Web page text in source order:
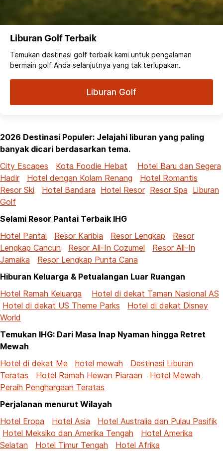
Liburan Golf Terbaik
Temukan destinasi golf terbaik kami untuk pengalaman
bermain golf Anda selanjutnya yang tak terlupakan.
Liburan Golf
2026 Destinasi Populer: Jelajahi liburan yang paling
banyak dicari berdasarkan tema.
City Escapes
Kota Foodie Hebat
Hotel Baru dan Segera
Hadir
Hotel dengan Kolam Renang
Hotel Romantis
Resor Ski
Hotel Bandara Hotel Resor Resor Spa Liburan
Golf
Selami Resor Pantai Terbaik IHG
Hotel Pantai
Resor Karibia Resor Lengkap
Resor
Lengkap Cancun
Resor All-In Cozumel
Resor All-In
Jamaika
Resor Lengkap Punta Cana
Hiburan Keluarga & Petualangan Luar Ruangan
Hotel Ramah Keluarga
Hotel di dekat Taman Nasional AS
Hotel di dekat US Theme Parks
Hotel di dekat Disney
World
Temukan IHG: Dari Masa Inap Nyaman hingga Retret
Mewah
Hotel di dekat Me
hotel mewah
Destinasi Liburan
Teratas
Hotel Ramah Hewan Piaraan
Hotel Mewah
Peraih Penghargaan Teratas
Perjalanan menurut Wilayah
Hotel Eropa
Hotel Asia
Hotel Australia dan Pulau Pasifik
Hotel Meksiko dan Amerika Tengah
Hotel Amerika
Selatan
Hotel Timur Tengah Hotel Afrika